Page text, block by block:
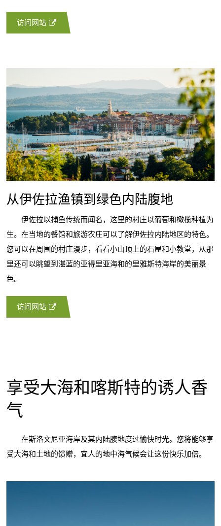
访问网站
从伊佐拉渔镇到绿色内陆腹地
伊佐拉以捕鱼传统而闻名，这里的村庄以葡萄和橄榄种植为
生。在当地的餐馆和旅游农庄可以了解伊佐拉内陆地区的特色。
您可以在周围的村庄漫步，看看小山顶上的石屋和小教堂，从那
里还可以眺望到湛蓝的亚得里亚海和的里雅斯特海岸的美丽景
色。
访问网站
享受大海和喀斯特的诱人香
气
在斯洛文尼亚海岸及其内陆腹地度过愉快时光。您将能够享
受大海和土地的馈赠，宜人的地中海气候会让这份快乐加倍。